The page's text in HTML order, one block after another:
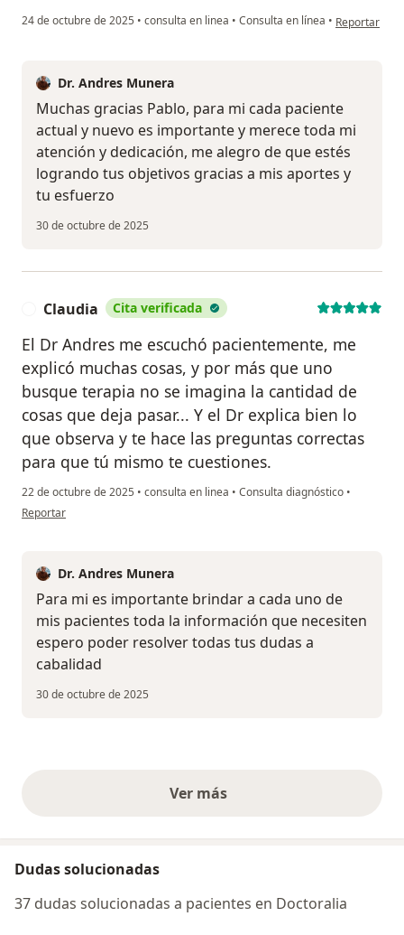
24 de octubre de 2025 • consulta en linea • Consulta en línea • en opinión
Reportar
Dr. Andres Munera
Muchas gracias Pablo, para mi cada paciente
actual y nuevo es importante y merece toda mi
atención y dedicación, me alegro de que estés
logrando tus objetivos gracias a mis aportes y
tu esfuerzo
30 de octubre de 2025
Claudia Cita verificada
El Dr Andres me escuchó pacientemente, me
explicó muchas cosas, y por más que uno
busque terapia no se imagina la cantidad de
cosas que deja pasar... Y el Dr explica bien lo
que observa y te hace las preguntas correctas
para que tú mismo te cuestiones.
22 de octubre de 2025 • consulta en linea • Consulta diagnóstico •
en opinión del usuario Claudia
Reportar
Dr. Andres Munera
Para mi es importante brindar a cada uno de
mis pacientes toda la información que necesiten
espero poder resolver todas tus dudas a
cabalidad
30 de octubre de 2025
Ver másopiniones anteriores
Dudas solucionadas
37 dudas solucionadas a pacientes en Doctoralia